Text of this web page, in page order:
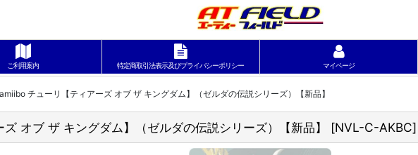
ご利用案内 特定商取引法表示及びプライバシーポリシー マイページ
amiibo チューリ【ティアーズ オブ ザ キングダム】（ゼルダの伝説シリーズ）【新品】
オブ ザ キングダム】（ゼルダの伝説シリーズ）【新品】 [NVL-C-AKBC]